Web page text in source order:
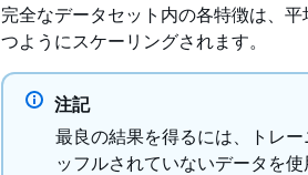
完全なデータセット内の各特徴は、
つようにスケーリングされます。
注記
最良の結果を得るには、トレ
ッフルされていないデータを